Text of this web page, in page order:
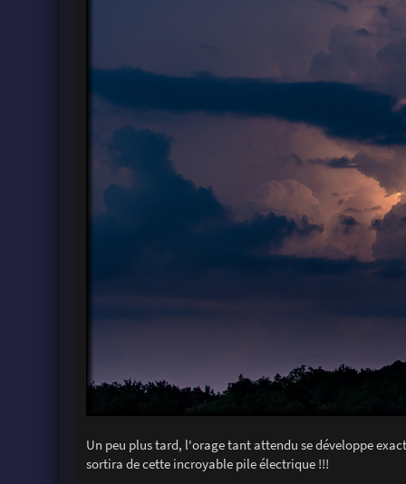
Un peu plus tard, l'orage tant attendu se développe
sortira de cette incroyable pile électrique !!!